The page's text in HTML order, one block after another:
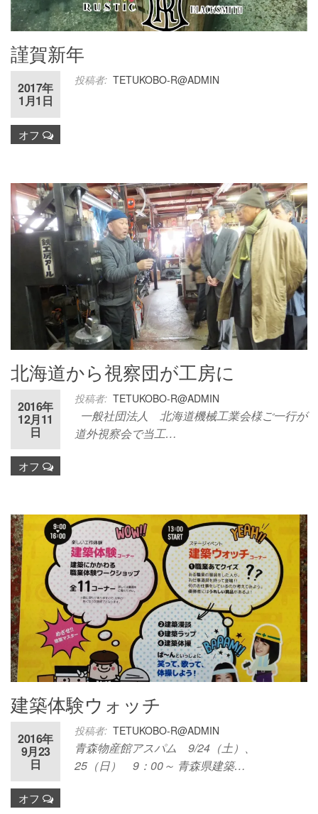
謹賀新年
投稿者: TETUKOBO-R@ADMIN
2017年
1月1日
オフ
北海道から視察団が工房に
投稿者: TETUKOBO-R@ADMIN
2016年
12月11
日
オフ
一般社団法人 北海道機械工業会様ご一行が
道外視察会で当工…
建築体験ウォッチ
投稿者: TETUKOBO-R@ADMIN
2016年
9月23
日
オフ
青森物産館アスパム 9/24（土）、
25（日） 9：00～ 青森県建築…